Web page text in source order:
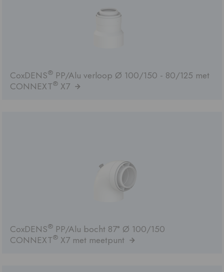
CoxDENS® PP/Alu verloop Ø 100/150 - 80/125 met
CONNEXT® X7
CoxDENS® PP/Alu bocht 87° Ø 100/150
CONNEXT® X7 met meetpunt